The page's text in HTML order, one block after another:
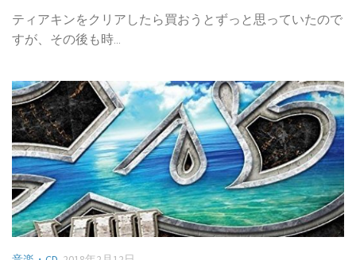
ティアキンをクリアしたら買おうとずっと思っていたので
すが、その後も時...